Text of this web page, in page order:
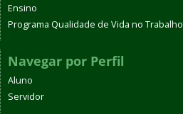
Ensino
Programa Qualidade de Vida no Trabalho
Navegar por Perfil
Aluno
Servidor